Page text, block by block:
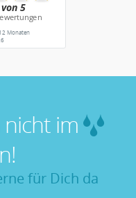
Monaten
nicht im
für Dich da